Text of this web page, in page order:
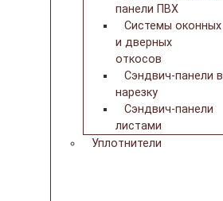
панели ПВХ
Системы оконных
и дверных
откосов
Сэндвич-панели в
нарезку
Сэндвич-панели
листами
Уплотнители